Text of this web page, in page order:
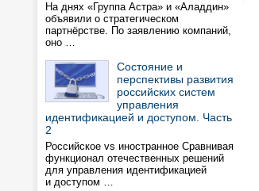
На днях «Группа Астра» и «Аладдин»
объявили о стратегическом
партнёрстве. По заявлению компаний,
оно …
Состояние и
перспективы развития
российских систем
управления
идентификацией и доступом. Часть
2
Российское vs иностранное Сравнивая
функционал отечественных решений
для управления идентификацией
и доступом …